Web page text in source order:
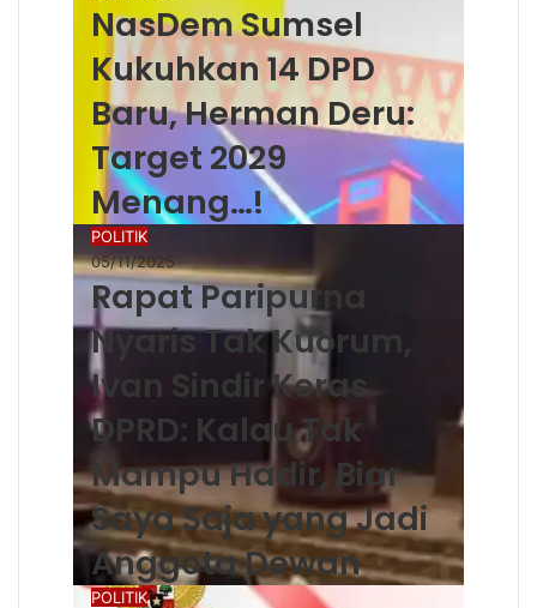
NasDem Sumsel
Kukuhkan 14 DPD
Baru, Herman Deru:
Target 2029
Menang…!
POLITIK
05/11/2025
Rapat Paripurna
Nyaris Tak Kuorum,
Ivan Sindir Keras
DPRD: Kalau Tak
Mampu Hadir, Biar
Saya Saja yang Jadi
Anggota Dewan
POLITIK